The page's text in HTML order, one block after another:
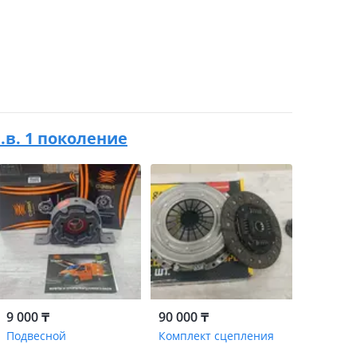
1 поколение
9 000 ₸
Подвесной
90 000 ₸
Комплект сцепления